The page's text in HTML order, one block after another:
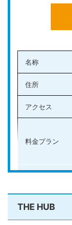
名称
住所
アクセス
料金プラン
公式HP
THE HUB